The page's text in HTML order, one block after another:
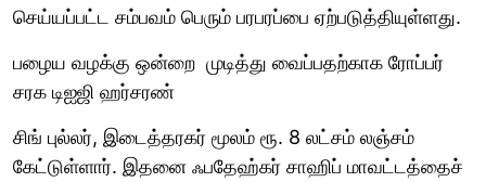
செய்யப்பட்ட சம்பவம் பெரும் பரபரப்பை ஏற்படுத்தியுள்ளது.
பழைய வழக்கு ஒன்றை முடித்து வைப்பதற்காக ரோப்பர்
சரக டிஐஜி ஹர்சரண்
சிங் புல்லர், இடைத்தரகர் மூலம் ரூ. 8 லட்சம் லஞ்சம்
கேட்டுள்ளார். இதனை ஃபதேஹ்கர் சாஹிப் மாவட்டத்தைச்